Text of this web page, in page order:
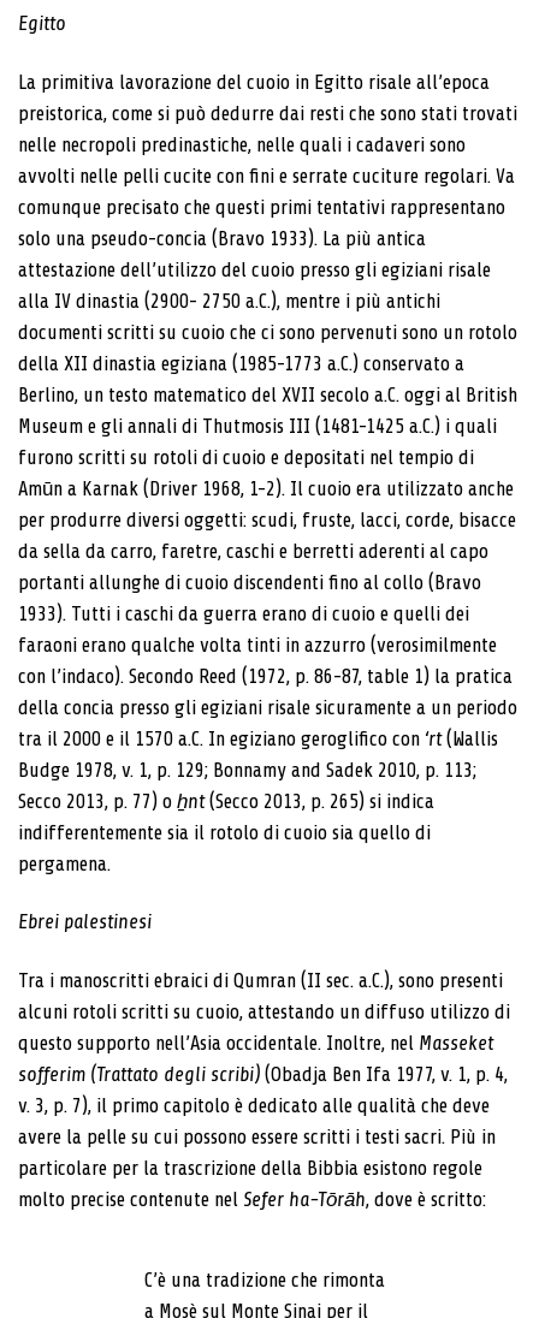
Egitto
La primitiva lavorazione del cuoio in Egitto risale all’epoca
preistorica, come si può dedurre dai resti che sono stati trovati
nelle necropoli predinastiche, nelle quali i cadaveri sono
avvolti nelle pelli cucite con fini e serrate cuciture regolari. Va
comunque precisato che questi primi tentativi rappresentano
solo una pseudo-concia (Bravo 1933). La più antica
attestazione dell’utilizzo del cuoio presso gli egiziani risale
alla IV dinastia (2900- 2750 a.C.), mentre i più antichi
documenti scritti su cuoio che ci sono pervenuti sono un rotolo
della XII dinastia egiziana (1985-1773 a.C.) conservato a
Berlino, un testo matematico del XVII secolo a.C. oggi al British
Museum e gli annali di Thutmosis III (1481-1425 a.C.) i quali
furono scritti su rotoli di cuoio e depositati nel tempio di
Amūn a Karnak (Driver 1968, 1-2). Il cuoio era utilizzato anche
per produrre diversi oggetti: scudi, fruste, lacci, corde, bisacce
da sella da carro, faretre, caschi e berretti aderenti al capo
portanti allunghe di cuoio discendenti fino al collo (Bravo
1933). Tutti i caschi da guerra erano di cuoio e quelli dei
faraoni erano qualche volta tinti in azzurro (verosimilmente
con l’indaco). Secondo Reed (1972, p. 86-87, table 1) la pratica
della concia presso gli egiziani risale sicuramente a un periodo
tra il 2000 e il 1570 a.C. In egiziano geroglifico con ‘rt(Wallis
Budge 1978, v. 1, p. 129; Bonnamy and Sadek 2010, p. 113;
Secco 2013, p. 77) o ẖnt(Secco 2013, p. 265) si indica
indifferentemente sia il rotolo di cuoio sia quello di
pergamena.
Ebrei palestinesi
Tra i manoscritti ebraici di Qumran (II sec. a.C.), sono presenti
alcuni rotoli scritti su cuoio, attestando un diffuso utilizzo di
questo supporto nell’Asia occidentale. Inoltre, nel Masseket
sofferim (Trattato degli scribi) (Obadja Ben Ifa 1977, v. 1, p. 4,
v. 3, p. 7), il primo capitolo è dedicato alle qualità che deve
avere la pelle su cui possono essere scritti i testi sacri. Più in
particolare per la trascrizione della Bibbia esistono regole
molto precise contenute nel Sefer ha-Tōrāh, dove è scritto:
C’è una tradizione che rimonta
a Mosè sul Monte Sinai per il